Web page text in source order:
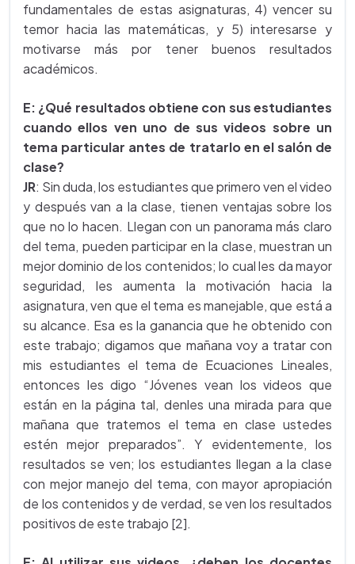
fundamentales de estas asignaturas, 4) vencer su
temor hacia las matemáticas, y 5) interesarse y
motivarse más por tener buenos resultados
académicos.
E: ¿Qué resultados obtiene con sus estudiantes
cuando ellos ven uno de sus videos sobre un
tema particular antes de tratarlo en el salón de
clase?
JR: Sin duda, los estudiantes que primero ven el video
y después van a la clase, tienen ventajas sobre los
que no lo hacen. Llegan con un panorama más claro
del tema, pueden participar en la clase, muestran un
mejor dominio de los contenidos; lo cual les da mayor
seguridad, les aumenta la motivación hacia la
asignatura, ven que el tema es manejable, que está a
su alcance. Esa es la ganancia que he obtenido con
este trabajo; digamos que mañana voy a tratar con
mis estudiantes el tema de Ecuaciones Lineales,
entonces les digo “Jóvenes vean los videos que
están en la página tal, denles una mirada para que
mañana que tratemos el tema en clase ustedes
estén mejor preparados”. Y evidentemente, los
resultados se ven; los estudiantes llegan a la clase
con mejor manejo del tema, con mayor apropiación
de los contenidos y de verdad, se ven los resultados
positivos de este trabajo [2].